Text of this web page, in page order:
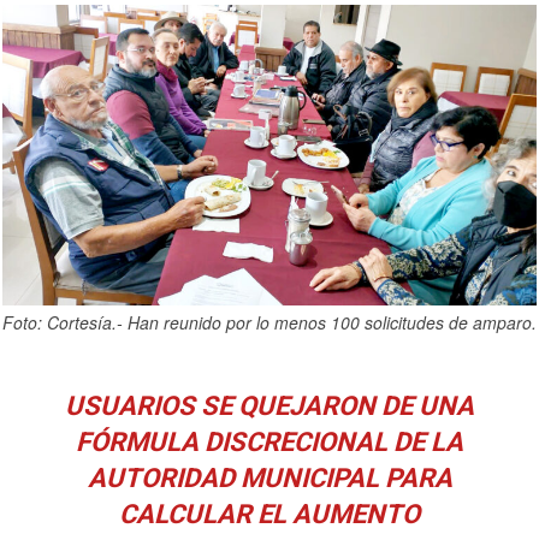
Foto: Cortesía.- Han reunido por lo menos 100 solicitudes de amparo.
USUARIOS SE QUEJARON DE UNA
FÓRMULA DISCRECIONAL DE LA
AUTORIDAD MUNICIPAL PARA
CALCULAR EL AUMENTO